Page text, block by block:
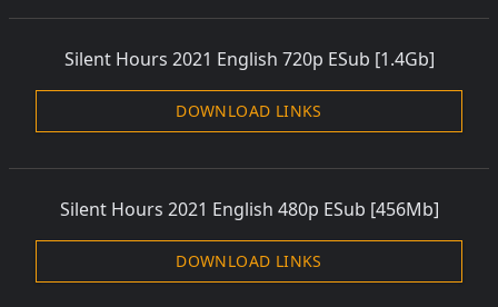
Silent Hours 2021 English 720p ESub [1.4Gb]
DOWNLOAD LINKS
Silent Hours 2021 English 480p ESub [456Mb]
DOWNLOAD LINKS